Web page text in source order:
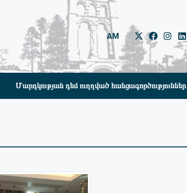
AM
Մարդկության դեմ ուղղված հանցագործություններ